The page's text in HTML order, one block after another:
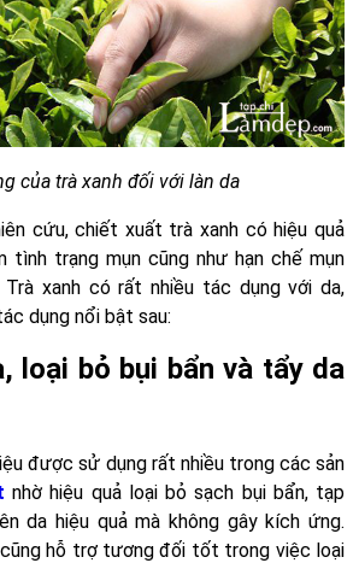
của trà xanh đối với làn da
cứu, chiết xuất trà xanh có hiệu quả
tình trạng mụn cũng như hạn chế mụn
xanh có rất nhiều tác dụng với da,
dụng nổi bật sau:
loại bỏ bụi bẩn và tẩy da
được sử dụng rất nhiều trong các sản
nhờ hiệu quả loại bỏ sạch bụi bẩn, tạp
da hiệu quả mà không gây kích ứng.
hỗ trợ tương đối tốt trong việc loại